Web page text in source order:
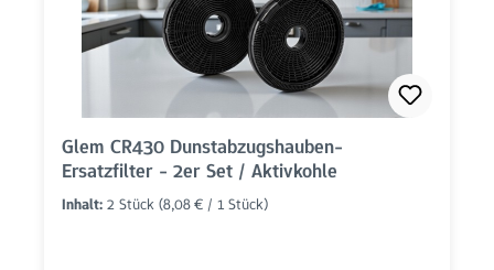
Glem CR430 Dunstabzugshauben-
Ersatzfilter - 2er Set / Aktivkohle
Inhalt: 2 Stück (8,08 € / 1 Stück)